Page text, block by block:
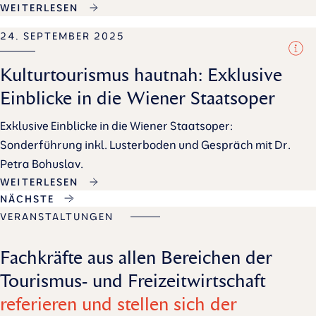
WEITERLESEN
24. SEPTEMBER 2025
Kulturtourismus hautnah: Exklusive
Einblicke in die Wiener Staatsoper
Exklusive Einblicke in die Wiener Staatsoper:
Sonderführung inkl. Lusterboden und Gespräch mit Dr.
Petra Bohuslav.
WEITERLESEN
NÄCHSTE
VERANSTALTUNGEN
Fachkräfte aus allen Bereichen der
Tourismus- und Freizeitwirtschaft
referieren und stellen sich der